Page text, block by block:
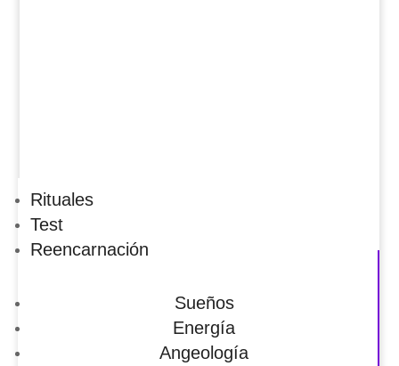
Rituales
Test
Reencarnación
Sueños
Energía
Angeología